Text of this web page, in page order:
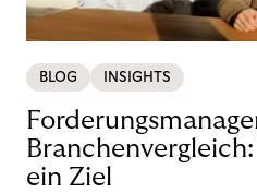
BLOG INSIGHTS
ein Ziel